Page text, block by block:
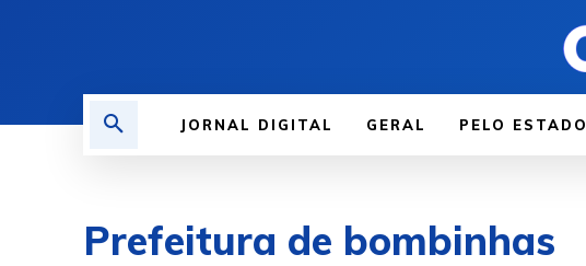
JORNAL DIGITAL GERAL PELO ESTADO
Prefeitura de bombinhas